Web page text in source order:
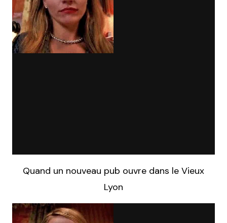
Quand un nouveau pub ouvre dans le Vieux
Lyon